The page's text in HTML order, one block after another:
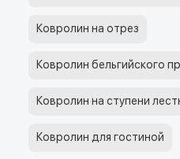
Ковролин на отрез
Ковролин бельгийского
Ковролин на ступени
Ковролин для гостиной